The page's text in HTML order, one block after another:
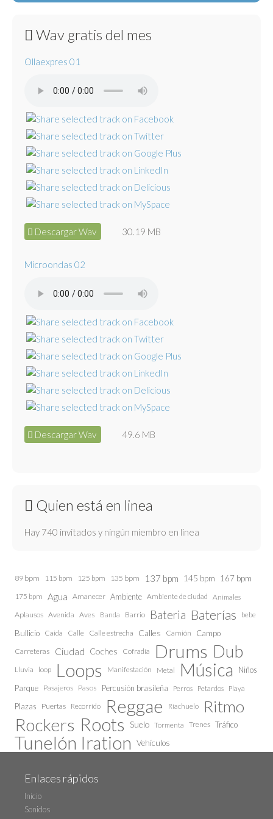
Wav gratis del mes
Ollaexpres 01
Descargar Wav 30.19 MB
Microondas 02
Descargar Wav 49.6 MB
Quien está en linea
Hay 740 invitados y ningún miembro en línea
89 bpm 115 bpm 125 bpm 135 bpm 137 bpm 145 bpm 167 bpm
175 bpm Agua Amanecer Ambiente Ambiente de ciudad Animales
Aplausos Avenida Aves Banda Barrio Bateria Baterías bebe
Bullicio Caida Calle Calle estrecha Calles Camión Campo
Carreteras Ciudad Coches Cofradía Drums Dub
Lluvia loop Loops Manifestación Metal Música
Niños
Parque Pasajeros Pasos Percusión brasileña Perros Petardos Playa
Plazas Puertas Recorrido Reggae Riachuelo Ritmo
Rockers Roots Suelo Tormenta Trenes Tráfico
Tunelón Iration Vehículos
Enlaces rápidos
Inicio
Sonidos